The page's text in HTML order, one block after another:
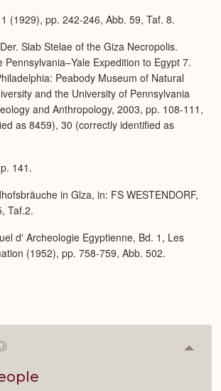
(1929), pp. 242-246, Abb. 59, Taf. 8.
Slab Stelae of the Giza Necropolis.
Pennsylvania–Yale Expedition to Egypt 7.
Peabody Museum of Natural
and the University of Pennsylvania
and Anthropology, 2003, pp. 108-111,
as 8459), 30 (correctly identified as
141.
in Glza, in: FS WESTENDORF,
Taf.2.
d' Archeologie Egyptienne, Bd. 1, Les
(1952), pp. 758-759, Abb. 502.
1